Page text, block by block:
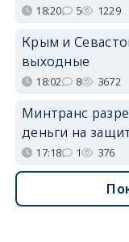
18:20 5 1229
Крым и
выходные
18:02 8 3672
Минтранс
деньги на
17:18 1 376